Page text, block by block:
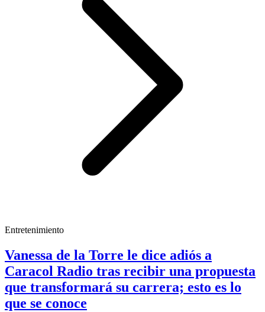
Entretenimiento
Vanessa de la Torre le dice adiós a
Caracol Radio tras recibir una propuesta
que transformará su carrera; esto es lo
que se conoce